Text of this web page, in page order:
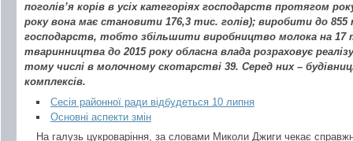
поголів’я корів в усіх категоріях господарств протягом
року вона має становити 176,3 тис. голів); виробити до 855
господарств, тобто збільшити виробництво молока на 17
тваринництва до 2015 року обласна влада розраховує
тому числі в молочному скотарстві 39. Серед них –
комплексів.
Сесія районної ради відбудеться 10 липня
Основні аспекти змін
На галузь цукроваріння, за словами Миколи Джиги чекає